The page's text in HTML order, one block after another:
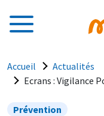
Fil d'Ariane
Accueil
Actualités
Ecrans : Vigilance
Prévention